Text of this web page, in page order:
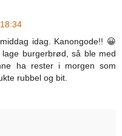
idag. Kanongode!! 😀
burgerbrød, så ble med
ha rester i morgen som
rubbel og bit.